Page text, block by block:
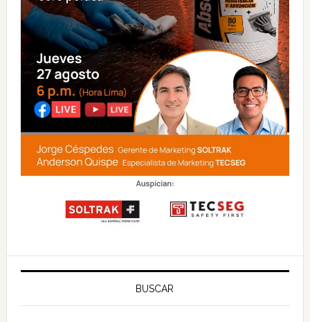
BUSCAR